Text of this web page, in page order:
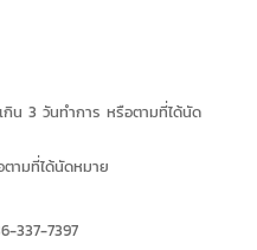
กิน 3 วันทำการ หรือตามที่ได้นัด
ตามที่ได้นัดหมาย
337-7397